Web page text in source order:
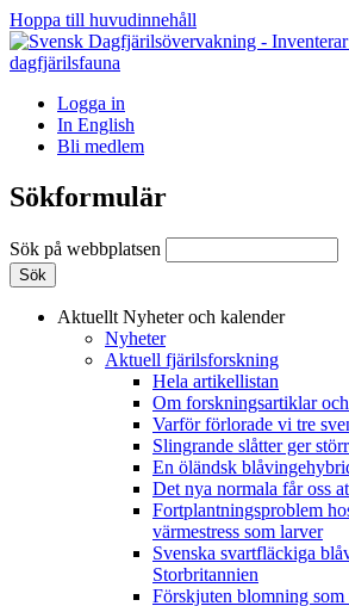
Hoppa till huvudinnehåll
Logga in
In English
Bli medlem
Sökformulär
Sök på webbplatsen
Aktuellt Nyheter och kalender
Nyheter
Aktuell fjärilsforskning
Hela artikellistan
Om forskningsartiklar
Varför förlorade vi tre
Slingrande slåtter ger
En öländsk
Det nya normala får oss
Fortplantningsproblem
värmestress som larver
Svenska svartfläckiga
Storbritannien
Förskjuten blomning